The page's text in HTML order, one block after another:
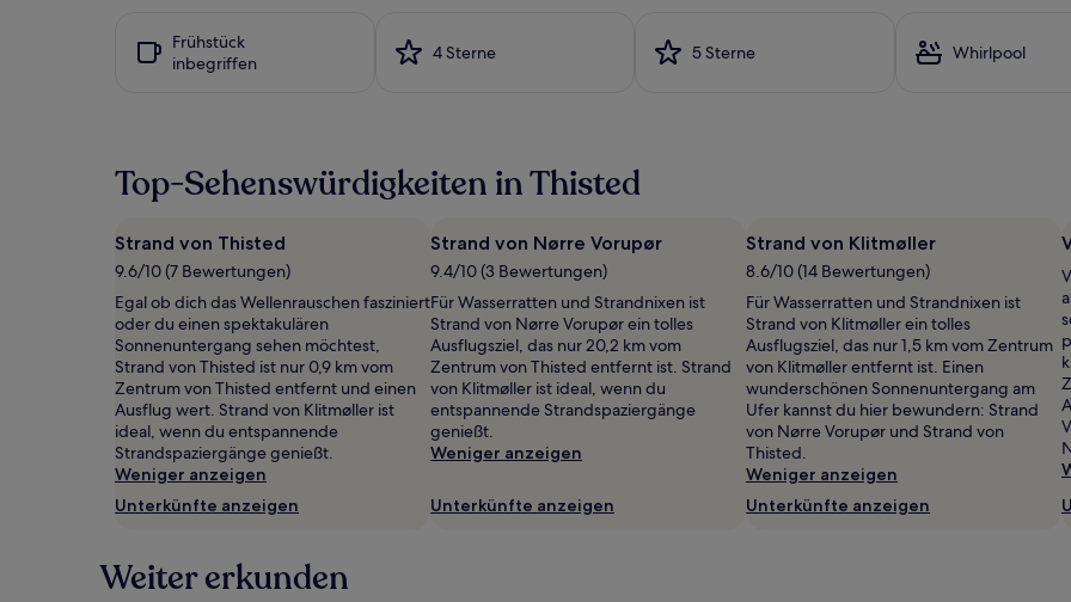
letzten
24 Stunden
1 Übernachtung
von
gefunden
wurde.
und
Verfügbarkeiten
können
sich
ändern.
Es
können
zusätzliche
Bedingungen
gelten.
Frühstück
inbegriffen
4 Sterne 5 Sterne Whirlpool
Top-Sehenswürdigkeiten in Thisted
Strand von Thisted
9.6/10 (7 Bewertungen)
Egal ob dich das Wellenrauschen fasziniert
oder du einen spektakulären
Sonnenuntergang sehen möchtest,
Strand von Thisted ist nur 0,9 km vom
Zentrum von Thisted entfernt und einen
Ausflug wert. Strand von Klitmøller ist
ideal, wenn du entspannende
Strandspaziergänge genießt.
Weniger anzeigen
Unterkünfte anzeigen
Strand von Nørre Vorupør
9.4/10 (3 Bewertungen)
Für Wasserratten und Strandnixen ist
Strand von Nørre Vorupør ein tolles
Ausflugsziel, das nur 20,2 km vom
Zentrum von Thisted entfernt ist. Strand
von Klitmøller ist ideal, wenn du
entspannende Strandspaziergänge
genießt.
Weniger anzeigen
Unterkünfte anzeigen
Strand von Klitmøller
8.6/10 (14 Bewertungen)
Für Wasserratten und Strandnixen ist
Strand von Klitmøller ein tolles
Ausflugsziel, das nur 1,5 km vom Zentrum
von Klitmøller entfernt ist. Einen
wunderschönen Sonnenuntergang am
Ufer kannst du hier bewundern: Strand
von Nørre Vorupør und Strand von
Thisted.
Weniger anzeigen
Unterkünfte anzeigen
Weiter erkunden